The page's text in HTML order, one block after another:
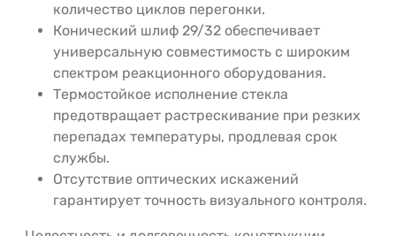
количество циклов перегонки.
Конический шлиф 29/32 обеспечивает
универсальную совместимость с широким
спектром реакционного оборудования.
Термостойкое исполнение стекла
предотвращает растрескивание при резких
перепадах температуры, продлевая срок
службы.
Отсутствие оптических искажений
гарантирует точность визуального контроля.